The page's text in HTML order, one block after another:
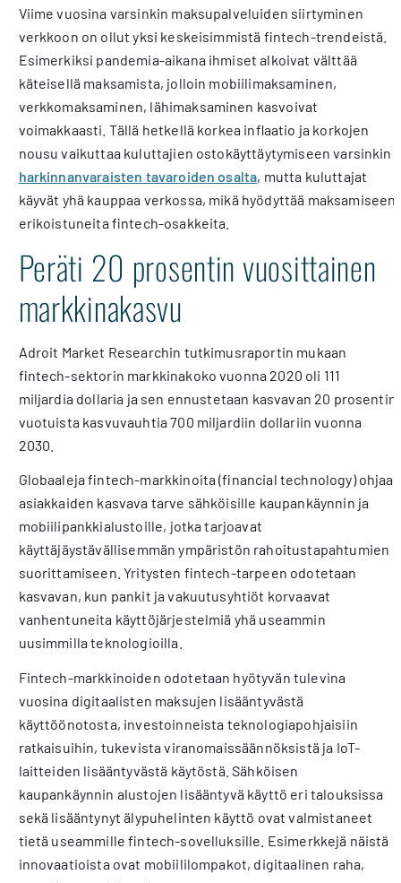
Viime vuosina varsinkin maksupalveluiden siirtyminen
verkkoon on ollut yksi keskeisimmistä fintech-trendeistä.
Esimerkiksi pandemia-aikana ihmiset alkoivat välttää
käteisellä maksamista, jolloin mobiilimaksaminen,
verkkomaksaminen, lähimaksaminen kasvoivat
voimakkaasti. Tällä hetkellä korkea inflaatio ja korkojen
nousu vaikuttaa kuluttajien ostokäyttäytymiseen varsinkin
harkinnanvaraisten tavaroiden osalta, mutta kuluttajat
käyvät yhä kauppaa verkossa, mikä hyödyttää maksamiseen
erikoistuneita fintech-osakkeita.
Peräti 20 prosentin vuosittainen
markkinakasvu
Adroit Market Researchin tutkimusraportin mukaan
fintech-sektorin markkinakoko vuonna 2020 oli 111
miljardia dollaria ja sen ennustetaan kasvavan 20 prosentin
vuotuista kasvuvauhtia 700 miljardiin dollariin vuonna
2030.
Globaaleja fintech-markkinoita (financial technology) ohjaa
asiakkaiden kasvava tarve sähköisille kaupankäynnin ja
mobiilipankkialustoille, jotka tarjoavat
käyttäjäystävällisemmän ympäristön rahoitustapahtumien
suorittamiseen. Yritysten fintech-tarpeen odotetaan
kasvavan, kun pankit ja vakuutusyhtiöt korvaavat
vanhentuneita käyttöjärjestelmiä yhä useammin
uusimmilla teknologioilla.
Fintech-markkinoiden odotetaan hyötyvän tulevina
vuosina digitaalisten maksujen lisääntyvästä
käyttöönotosta, investoinneista teknologiapohjaisiin
ratkaisuihin, tukevista viranomaissäännöksistä ja IoT-
laitteiden lisääntyvästä käytöstä. Sähköisen
kaupankäynnin alustojen lisääntyvä käyttö eri talouksissa
sekä lisääntynyt älypuhelinten käyttö ovat valmistaneet
tietä useammille fintech-sovelluksille. Esimerkkejä näistä
innovaatioista ovat mobiililompakot, digitaalinen raha,